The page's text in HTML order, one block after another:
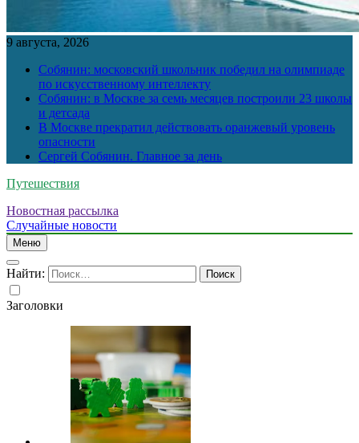
9 августа, 2026
Собянин: московский школьник победил на олимпиаде
по искусственному интеллекту
Собянин: в Москве за семь месяцев построили 23 школы
и детсада
В Москве прекратил действовать оранжевый уровень
опасности
Сергей Собянин. Главное за день
Путешествия
Новостная рассылка
Случайные новости
Меню
Найти:
Заголовки